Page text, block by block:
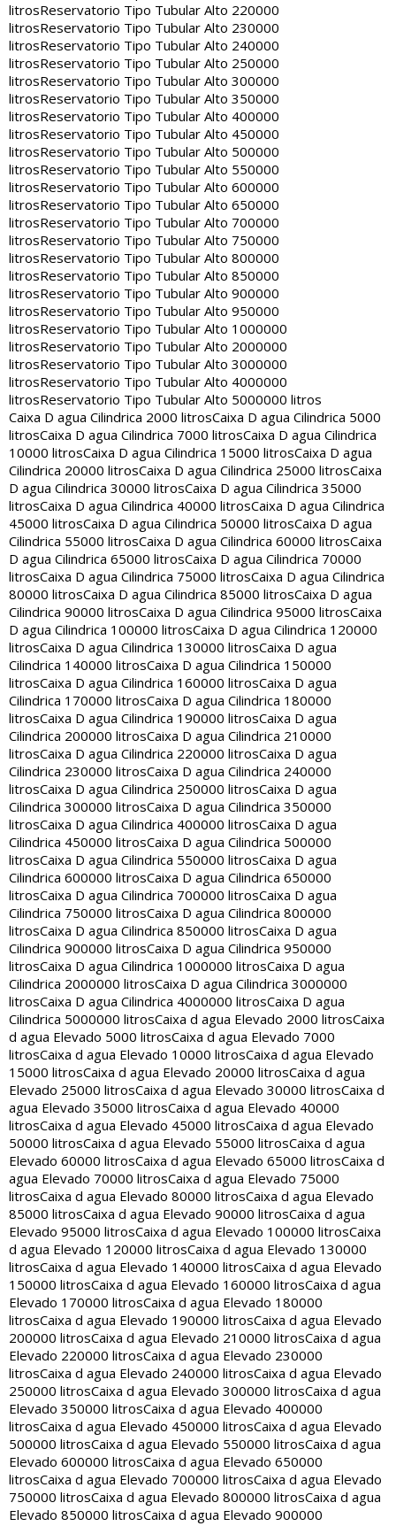
litrosReservatorio Tipo Tubular Alto 220000
litrosReservatorio Tipo Tubular Alto 230000
litrosReservatorio Tipo Tubular Alto 240000
litrosReservatorio Tipo Tubular Alto 250000
litrosReservatorio Tipo Tubular Alto 300000
litrosReservatorio Tipo Tubular Alto 350000
litrosReservatorio Tipo Tubular Alto 400000
litrosReservatorio Tipo Tubular Alto 450000
litrosReservatorio Tipo Tubular Alto 500000
litrosReservatorio Tipo Tubular Alto 550000
litrosReservatorio Tipo Tubular Alto 600000
litrosReservatorio Tipo Tubular Alto 650000
litrosReservatorio Tipo Tubular Alto 700000
litrosReservatorio Tipo Tubular Alto 750000
litrosReservatorio Tipo Tubular Alto 800000
litrosReservatorio Tipo Tubular Alto 850000
litrosReservatorio Tipo Tubular Alto 900000
litrosReservatorio Tipo Tubular Alto 950000
litrosReservatorio Tipo Tubular Alto 1000000
litrosReservatorio Tipo Tubular Alto 2000000
litrosReservatorio Tipo Tubular Alto 3000000
litrosReservatorio Tipo Tubular Alto 4000000
litrosReservatorio Tipo Tubular Alto 5000000 litros
Caixa D agua Cilindrica 2000 litrosCaixa D agua Cilindrica 5000
litrosCaixa D agua Cilindrica 7000 litrosCaixa D agua Cilindrica
10000 litrosCaixa D agua Cilindrica 15000 litrosCaixa D agua
Cilindrica 20000 litrosCaixa D agua Cilindrica 25000 litrosCaixa
D agua Cilindrica 30000 litrosCaixa D agua Cilindrica 35000
litrosCaixa D agua Cilindrica 40000 litrosCaixa D agua Cilindrica
45000 litrosCaixa D agua Cilindrica 50000 litrosCaixa D agua
Cilindrica 55000 litrosCaixa D agua Cilindrica 60000 litrosCaixa
D agua Cilindrica 65000 litrosCaixa D agua Cilindrica 70000
litrosCaixa D agua Cilindrica 75000 litrosCaixa D agua Cilindrica
80000 litrosCaixa D agua Cilindrica 85000 litrosCaixa D agua
Cilindrica 90000 litrosCaixa D agua Cilindrica 95000 litrosCaixa
D agua Cilindrica 100000 litrosCaixa D agua Cilindrica 120000
litrosCaixa D agua Cilindrica 130000 litrosCaixa D agua
Cilindrica 140000 litrosCaixa D agua Cilindrica 150000
litrosCaixa D agua Cilindrica 160000 litrosCaixa D agua
Cilindrica 170000 litrosCaixa D agua Cilindrica 180000
litrosCaixa D agua Cilindrica 190000 litrosCaixa D agua
Cilindrica 200000 litrosCaixa D agua Cilindrica 210000
litrosCaixa D agua Cilindrica 220000 litrosCaixa D agua
Cilindrica 230000 litrosCaixa D agua Cilindrica 240000
litrosCaixa D agua Cilindrica 250000 litrosCaixa D agua
Cilindrica 300000 litrosCaixa D agua Cilindrica 350000
litrosCaixa D agua Cilindrica 400000 litrosCaixa D agua
Cilindrica 450000 litrosCaixa D agua Cilindrica 500000
litrosCaixa D agua Cilindrica 550000 litrosCaixa D agua
Cilindrica 600000 litrosCaixa D agua Cilindrica 650000
litrosCaixa D agua Cilindrica 700000 litrosCaixa D agua
Cilindrica 750000 litrosCaixa D agua Cilindrica 800000
litrosCaixa D agua Cilindrica 850000 litrosCaixa D agua
Cilindrica 900000 litrosCaixa D agua Cilindrica 950000
litrosCaixa D agua Cilindrica 1000000 litrosCaixa D agua
Cilindrica 2000000 litrosCaixa D agua Cilindrica 3000000
litrosCaixa D agua Cilindrica 4000000 litrosCaixa D agua
Cilindrica 5000000 litrosCaixa d agua Elevado 2000 litrosCaixa
d agua Elevado 5000 litrosCaixa d agua Elevado 7000
litrosCaixa d agua Elevado 10000 litrosCaixa d agua Elevado
15000 litrosCaixa d agua Elevado 20000 litrosCaixa d agua
Elevado 25000 litrosCaixa d agua Elevado 30000 litrosCaixa d
agua Elevado 35000 litrosCaixa d agua Elevado 40000
litrosCaixa d agua Elevado 45000 litrosCaixa d agua Elevado
50000 litrosCaixa d agua Elevado 55000 litrosCaixa d agua
Elevado 60000 litrosCaixa d agua Elevado 65000 litrosCaixa d
agua Elevado 70000 litrosCaixa d agua Elevado 75000
litrosCaixa d agua Elevado 80000 litrosCaixa d agua Elevado
85000 litrosCaixa d agua Elevado 90000 litrosCaixa d agua
Elevado 95000 litrosCaixa d agua Elevado 100000 litrosCaixa
d agua Elevado 120000 litrosCaixa d agua Elevado 130000
litrosCaixa d agua Elevado 140000 litrosCaixa d agua Elevado
150000 litrosCaixa d agua Elevado 160000 litrosCaixa d agua
Elevado 170000 litrosCaixa d agua Elevado 180000
litrosCaixa d agua Elevado 190000 litrosCaixa d agua Elevado
200000 litrosCaixa d agua Elevado 210000 litrosCaixa d agua
Elevado 220000 litrosCaixa d agua Elevado 230000
litrosCaixa d agua Elevado 240000 litrosCaixa d agua Elevado
250000 litrosCaixa d agua Elevado 300000 litrosCaixa d agua
Elevado 350000 litrosCaixa d agua Elevado 400000
litrosCaixa d agua Elevado 450000 litrosCaixa d agua Elevado
500000 litrosCaixa d agua Elevado 550000 litrosCaixa d agua
Elevado 600000 litrosCaixa d agua Elevado 650000
litrosCaixa d agua Elevado 700000 litrosCaixa d agua Elevado
750000 litrosCaixa d agua Elevado 800000 litrosCaixa d agua
Elevado 850000 litrosCaixa d agua Elevado 900000